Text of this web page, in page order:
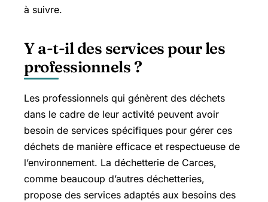
à suivre.
Y a-t-il des services pour les
professionnels ?
Les professionnels qui génèrent des déchets
dans le cadre de leur activité peuvent avoir
besoin de services spécifiques pour gérer ces
déchets de manière efficace et respectueuse de
l’environnement. La déchetterie de Carces,
comme beaucoup d’autres déchetteries,
propose des services adaptés aux besoins des